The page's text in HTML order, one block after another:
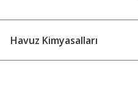
Havuz Kimyasalları